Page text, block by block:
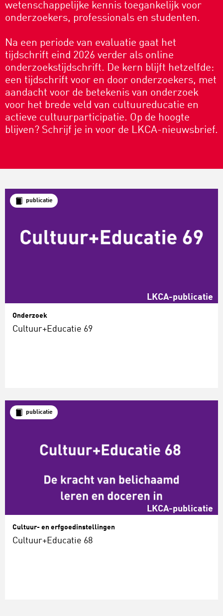
wetenschappelijke kennis toegankelijk voor
onderzoekers, professionals en studenten.
Na een periode van evaluatie gaat het
tijdschrift eind 2026 verder als online
onderzoekstijdschrift. De kern blijft hetzelfde:
een tijdschrift voor en door onderzoekers, met
aandacht voor de betekenis van onderzoek
voor het brede veld van cultuureducatie en
actieve cultuurparticipatie. Op de hoogte
blijven? Schrijf je in voor de LKCA-nieuwsbrief.
publicatie
LKCA-publicatie
Onderzoek
Cultuur+Educatie 69
publicatie
LKCA-publicatie
Cultuur- en erfgoedinstellingen
Cultuur+Educatie 68